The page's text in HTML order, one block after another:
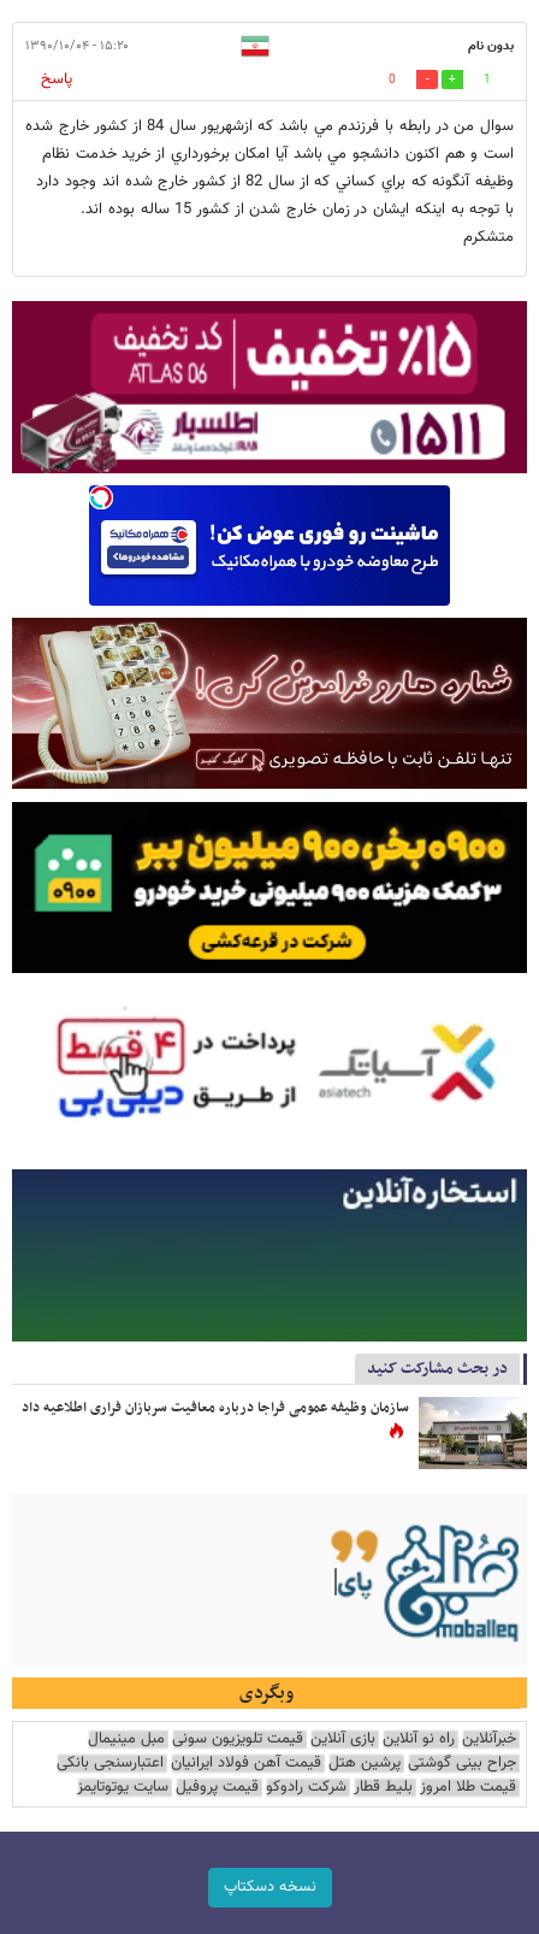
بدون نام ۱۵:۲۰ - ۱۳۹۰/۱۰/۰۴
1
0
پاسخ
سوال من در رابطه با فرزندم مي باشد كه ازشهريور سال 84 از كشور خارج شده
است و هم اكنون دانشجو مي باشد آيا امكان برخورداري از خريد خدمت نظام
وظيفه آنگونه كه براي كساني كه از سال 82 از كشور خارج شده اند وجود دارد
با توجه به اينكه ايشان در زمان خارج شدن از كشور 15 ساله بوده اند.
متشكرم
در بحث مشارکت کنید
سازمان وظیفه عمومی فراجا درباره معافیت سربازان فراری اطلاعیه داد
وبگردی
خبرآنلاین راه نو آنلاین بازی آنلاین قیمت تلویزیون سونی مبل مینیمال
جراح بینی گوشتی پرشین هتل قیمت آهن فولاد ایرانیان اعتبارسنجی بانکی
قیمت طلا امروز بلیط قطار شرکت رادوکو قیمت پروفیل سایت یوتوتایمز
نسخه دسکتاپ